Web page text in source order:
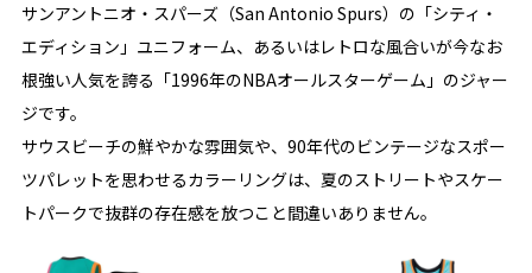
サンアントニオ・スパーズ（San Antonio Spurs）の「シティ・
エディション」ユニフォーム、あるいはレトロな風合いが今なお
根強い人気を誇る「1996年のNBAオールスターゲーム」のジャー
ジです。
サウスビーチの鮮やかな雰囲気や、90年代のビンテージなスポー
ツパレットを思わせるカラーリングは、夏のストリートやスケー
トパークで抜群の存在感を放つこと間違いありません。